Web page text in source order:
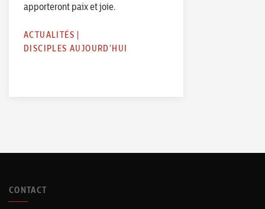
apporteront paix et joie.
ACTUALITÉS
DISCIPLES AUJOURD'HUI
CONTACT